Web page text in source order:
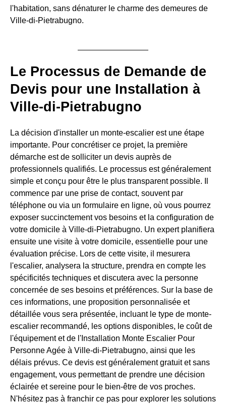
l'habitation, sans dénaturer le charme des demeures de
Ville-di-Pietrabugno.
Le Processus de Demande de
Devis pour une Installation à
Ville-di-Pietrabugno
La décision d'installer un monte-escalier est une étape
importante. Pour concrétiser ce projet, la première
démarche est de solliciter un devis auprès de
professionnels qualifiés. Le processus est généralement
simple et conçu pour être le plus transparent possible. Il
commence par une prise de contact, souvent par
téléphone ou via un formulaire en ligne, où vous pourrez
exposer succinctement vos besoins et la configuration de
votre domicile à Ville-di-Pietrabugno. Un expert planifiera
ensuite une visite à votre domicile, essentielle pour une
évaluation précise. Lors de cette visite, il mesurera
l'escalier, analysera la structure, prendra en compte les
spécificités techniques et discutera avec la personne
concernée de ses besoins et préférences. Sur la base de
ces informations, une proposition personnalisée et
détaillée vous sera présentée, incluant le type de monte-
escalier recommandé, les options disponibles, le coût de
l'équipement et de l'Installation Monte Escalier Pour
Personne Agée à Ville-di-Pietrabugno, ainsi que les
délais prévus. Ce devis est généralement gratuit et sans
engagement, vous permettant de prendre une décision
éclairée et sereine pour le bien-être de vos proches.
N'hésitez pas à franchir ce pas pour explorer les solutions